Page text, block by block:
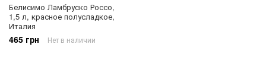
Белисимо Ламбруско Россо,
1,5 л, красное полусладкое,
Италия
465 грн Нет в наличии